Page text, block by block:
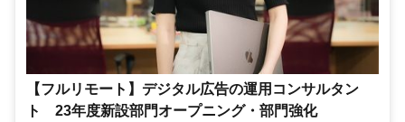
【フルリモート】デジタル広告の運用コンサルタン
ト 23年度新設部門オープニング・部門強化